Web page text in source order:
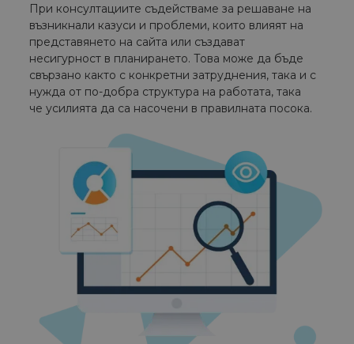
При консултациите съдействаме за решаване на
възникнали казуси и проблеми, които влияят на
представянето на сайта или създават
несигурност в планирането. Това може да бъде
свързано както с конкретни затруднения, така и с
нужда от по-добра структура на работата, така
че усилията да са насочени в правилната посока.